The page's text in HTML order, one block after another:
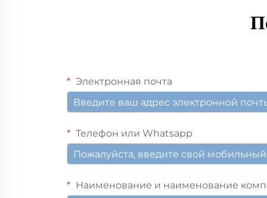
Электронная почта
Телефон или Whatsapp
Наименование и наименование